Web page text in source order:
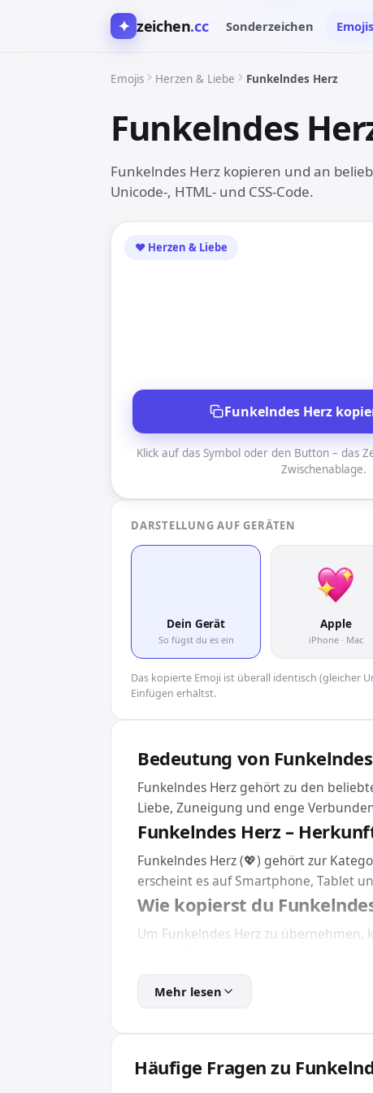
✦ zeichen.cc Sonderzeichen Emojis
Emojis Herzen & Liebe Funkelndes Herz
Funkelndes
Funkelndes Herz kopieren und an
Unicode-, HTML- und CSS-Code.
❤️ Herzen & Liebe
Funkelndes Herz
Klick auf das Symbol oder den Button – das
Zwischenablage.
DARSTELLUNG AUF GERÄTEN
Dein Gerät
So fügst du es ein
Apple
iPhone · Mac
Das kopierte Emoji ist überall identisch (gleicher
Einfügen erhältst.
Bedeutung von
Funkelndes Herz gehört zu den
Liebe, Zuneigung und enge
Funkelndes Herz –
Funkelndes Herz (💖) gehört zur
erscheint es auf Smartphone, Tablet
Wie kopierst du
Um Funkelndes Herz zu
Eine Installation brauchst du dafür
Für Webseiten und Apps bindest du
\1F496. So wird das Emoji
Mehr lesen
Häufige Fragen zu